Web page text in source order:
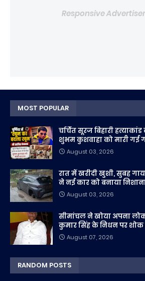
Responsive
MOST POPULAR
चर्चित सूरज बिहारी
शुभम कुशवाहा को मारी गई
August 03, 2026
रात में खरीदी खुशी, सुबह
ने नई कार को बनाया
August 03, 2026
सीमांचल ने खोया अपना
कुमार सिंह के निधन पर
August 07, 2026
RANDOM POSTS